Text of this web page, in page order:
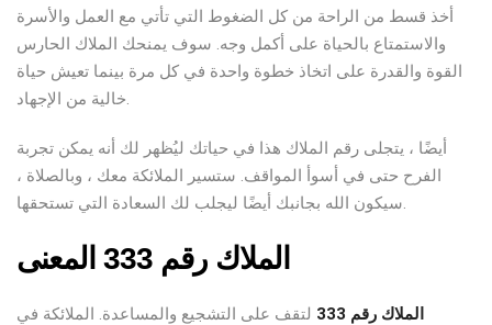
أخذ قسط من الراحة من كل الضغوط التي تأتي مع العمل والأسرة
والاستمتاع بالحياة على أكمل وجه. سوف يمنحك الملاك الحارس
القوة والقدرة على اتخاذ خطوة واحدة في كل مرة بينما تعيش حياة
خالية من الإجهاد.
أيضًا ، يتجلى رقم الملاك هذا في حياتك ليُظهر لك أنه يمكن تجربة
الفرح حتى في أسوأ المواقف. ستسير الملائكة معك ، وبالصلاة ،
سيكون الله بجانبك أيضًا ليجلب لك السعادة التي تستحقها.
الملاك رقم 333 المعنى
الملاك رقم 333
لتقف على التشجيع والمساعدة. الملائكة في